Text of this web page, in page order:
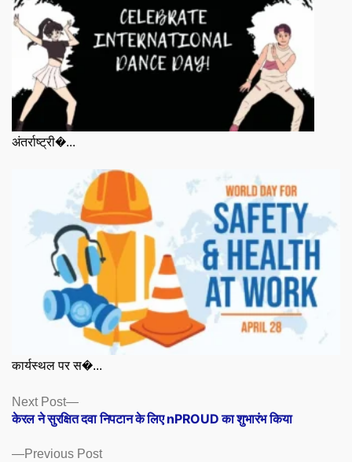
अंतर्राष्ट्री�...
कार्यस्थल पर स�...
Posts
navigation
Previous PostPrevious
Next Post
Next
post:
केरल ने सुरक्षित दवा निपटान के लिए nPROUD का शुभारंभ किया